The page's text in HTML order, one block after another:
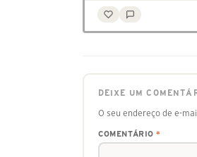
DEIXE UM
O seu endereço de e-
COMENTÁRIO *